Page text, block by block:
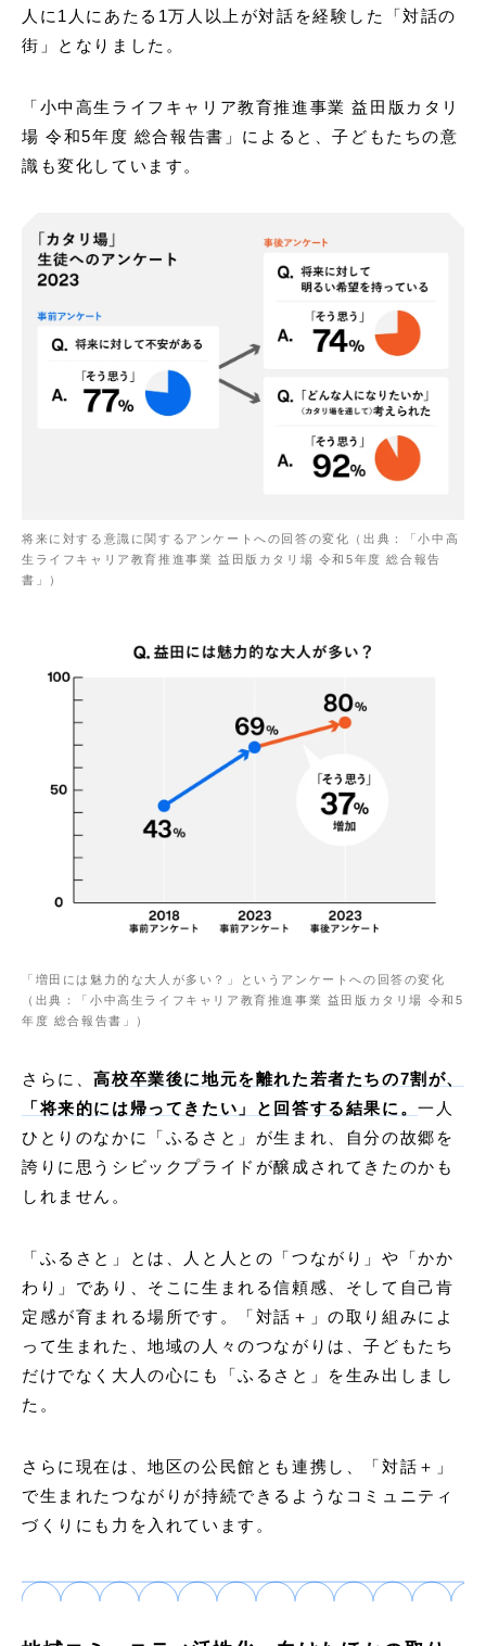
人に1人にあたる1万人以上が対話を経験した「対話の
街」となりました。
「⼩中⾼⽣ライフキャリア教育推進事業 益⽥版カタリ
場 令和5年度 総合報告書」によると、子どもたちの意
識も変化しています。
将来に対する意識に関するアンケートへの回答の変化（出典：「⼩中⾼
⽣ライフキャリア教育推進事業 益⽥版カタリ場 令和5年度 総合報告
書」）
「増田には魅力的な大人が多い？」というアンケートへの回答の変化
（出典：「⼩中⾼⽣ライフキャリア教育推進事業 益⽥版カタリ場 令和5
年度 総合報告書」）
さらに、⾼校卒業後に地元を離れた若者たちの7割が、
「将来的には帰ってきたい」と回答する結果に。一人
ひとりのなかに「ふるさと」が⽣まれ、自分の故郷を
誇りに思うシビックプライドが醸成されてきたのかも
しれません。
「ふるさと」とは、人と人との「つながり」や「かか
わり」であり、そこに生まれる信頼感、そして自己肯
定感が育まれる場所です。「対話＋」の取り組みによ
って生まれた、地域の人々のつながりは、子どもたち
だけでなく大人の心にも「ふるさと」を生み出しまし
た。
さらに現在は、地区の公民館とも連携し、「対話＋」
で生まれたつながりが持続できるようなコミュニティ
づくりにも力を入れています。